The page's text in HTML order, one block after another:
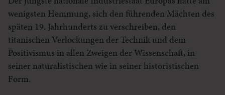
wenigsten Hemmung, sich den führenden Mächten des
späten 19. Jahrhunderts zu verschreiben, den
titanischen Verlockungen der Technik und dem
Positivismus in allen Zweigen der Wissenschaft, in
seiner naturalistischen wie in seiner historistischen
Form.